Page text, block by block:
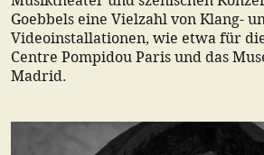
Goebbels eine Vielzahl von Klang-
Videoinstallationen, wie etwa für
Centre Pompidou Paris und das
Madrid.